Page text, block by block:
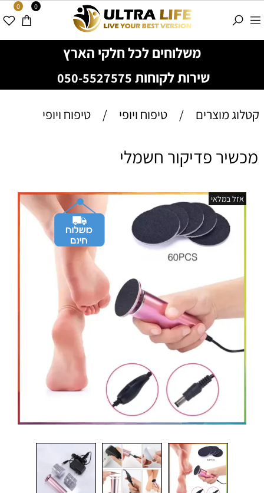
משלוחים לכל חלקי הארץ
שירות לקוחות 050-5527575
0 0
קטלוג מוצרים / טיפוח ויופי / טיפוח ויופי
מכשיר פדיקור חשמלי
אזל במלאי